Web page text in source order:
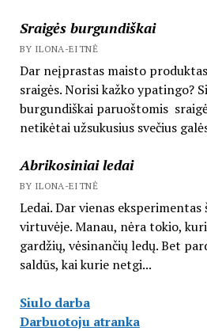
Sraigės burgundiškai
BY ILONA-EITNĖ
Dar neįprastas maisto
sraigės. Norisi kažko ypatingo?
burgundiškai paruoštomis
netikėtai užsukusius svečius
Abrikosiniai ledai
BY ILONA-EITNĖ
Ledai. Dar vienas eksperimentas
virtuvėje. Manau, nėra tokio,
gardžių, vėsinančių ledų. Bet
saldūs, kai kurie netgi...
Siulo darba
Darbuotoju atranka